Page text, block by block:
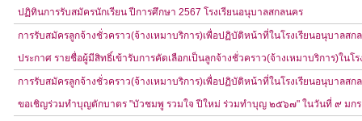
ปฏิทินการรับสมัครนักเรียน ปีการศึกษา 2567 โรงเรียนอนุบาลสกลนคร
การรับสมัครลูกจ้างชั่วคราว(จ้างเหมาบริการ)เพื่อปฏิบัติหน้าที่ในโรงเรียนอนุบาลสก
ประกาศ รายชื่อผู้มีสิทธิ์เข้ารับการคัดเลือกเป็นลูกจ้างชั่วคราว(จ้างเหมาบริการ)ในโ
การรับสมัครลูกจ้างชั่วคราว(จ้างเหมาบริการ)เพื่อปฏิบัติหน้าที่ในโรงเรียนอนุบาลสก
ขอเชิญร่วมทำบุญตักบาตร "บัวชมพู รวมใจ ปีใหม่ ร่วมทำบุญ ๒๕๖๗" ในวันที่ ๙ มก